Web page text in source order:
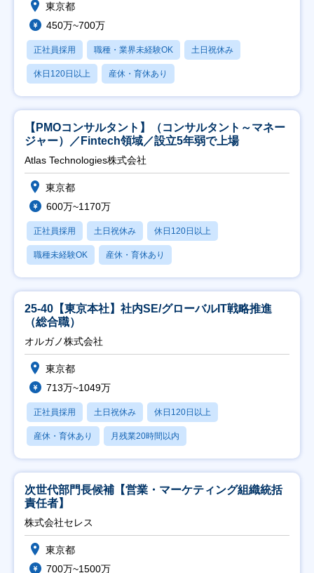
東京都
450万~700万
正社員採用 職種・業界未経験OK 土日祝休み
休日120日以上 産休・育休あり
【PMOコンサルタント】（コンサルタント～マネー
ジャー）／Fintech領域／設立5年弱で上場
Atlas Technologies株式会社
東京都
600万~1170万
正社員採用 土日祝休み 休日120日以上
職種未経験OK 産休・育休あり
25-40【東京本社】社内SE/グローバルIT戦略推進
（総合職）
オルガノ株式会社
東京都
713万~1049万
正社員採用 土日祝休み 休日120日以上
産休・育休あり 月残業20時間以内
次世代部門長候補【営業・マーケティング組織統括
責任者】
株式会社セレス
東京都
700万~1500万